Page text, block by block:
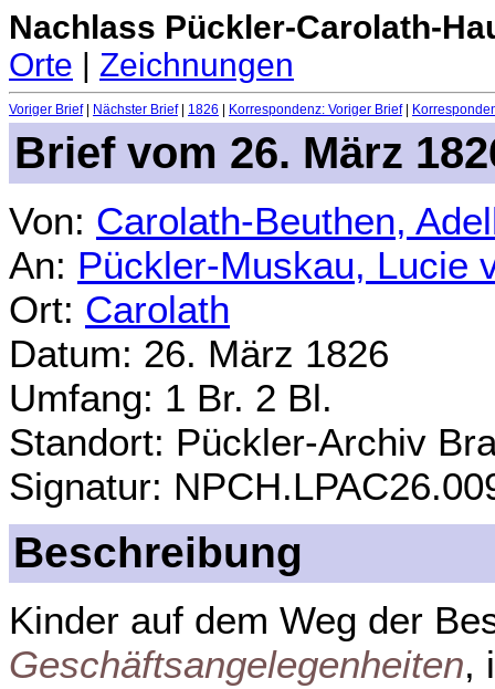
Nachlass Pückler-Carolath-
Orte | Zeichnungen
Voriger Brief| Nächster Brief| 1826 Korrespondenz: Voriger Brief|
Brief vom 26. März
Von: Carolath-Beuthen,
An: Pückler-Muskau, Lucie
Ort: Carolath
Datum: 26. März 1826
Umfang: 1 Br. 2 Bl.
Standort: Pückler-Archiv
Signatur:
Beschreibung
Kinder auf dem Weg der
Geschäftsangelegenheiten,